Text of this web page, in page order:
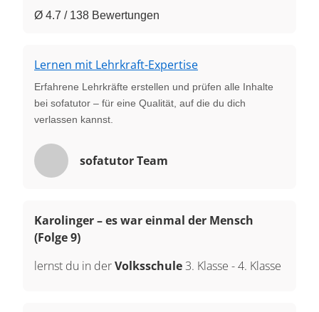
Ø 4.7 / 138 Bewertungen
Lernen mit Lehrkraft-Expertise
Erfahrene Lehrkräfte erstellen und prüfen alle Inhalte
bei sofatutor – für eine Qualität, auf die du dich
verlassen kannst.
sofatutor Team
Karolinger – es war einmal der Mensch
(Folge 9)
lernst du in derVolksschule 3. Klasse -4. Klasse